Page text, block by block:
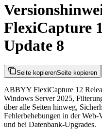
FlexiCapture
Update 8
Seite kopierenSeite kopieren
ABBYY FlexiCapture 12
Windows Server 2025,
über alle Seiten hinweg,
Fehlerbehebungen in der
und bei Datenbank-Upgrades.